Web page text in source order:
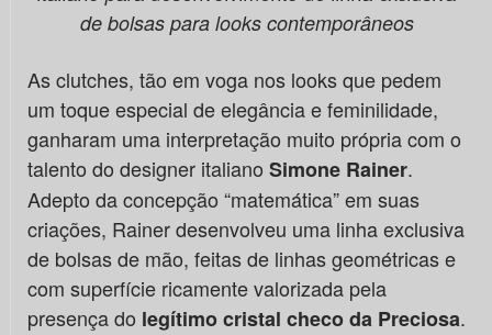
de bolsas para looks contemporâneos
As clutches, tão em voga nos looks que pedem
um toque especial de elegância e feminilidade,
ganharam uma interpretação muito própria com o
talento do designer italiano Simone Rainer.
Adepto da concepção “matemática” em suas
criações, Rainer desenvolveu uma linha exclusiva
de bolsas de mão, feitas de linhas geométricas e
com superfície ricamente valorizada pela
presença do legítimo cristal checo da Preciosa.